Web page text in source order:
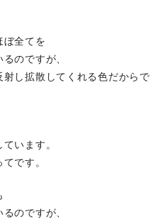
ぼ全てを
のですが、
し拡散してくれる色だからで
います。
です。
のですが、